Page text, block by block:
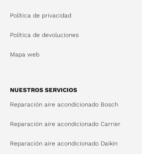
Política de privacidad
Política de devoluciones
Mapa web
NUESTROS SERVICIOS
Reparación aire acondicionado Bosch
Reparación aire acondicionado Carrier
Reparación aire acondicionado Daikin